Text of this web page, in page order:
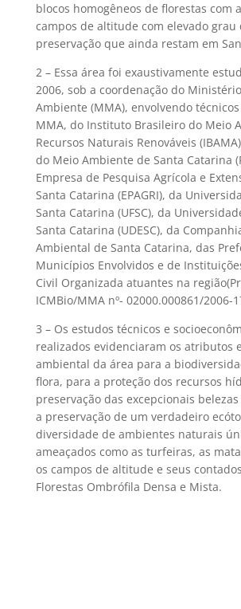
blocos homogêneos de florestas com
campos de altitude com elevado grau
preservação que ainda restam em
2 – Essa área foi exaustivamente
2006, sob a coordenação do
Ambiente (MMA), envolvendo
MMA, do Instituto Brasileiro do Meio
Recursos Naturais Renováveis
do Meio Ambiente de Santa Catarina
Empresa de Pesquisa Agrícola e
Santa Catarina (EPAGRI), da
Santa Catarina (UFSC), da
Santa Catarina (UDESC), da
Ambiental de Santa Catarina, das
Municípios Envolvidos e de
Civil Organizada atuantes na
ICMBio/MMA nº- 02000.000861/2006-
3 – Os estudos técnicos e
realizados evidenciaram os atributos
ambiental da área para a
flora, para a proteção dos recursos
preservação das excepcionais
a preservação de um verdadeiro
diversidade de ambientes naturais
ameaçados como as turfeiras, as
os campos de altitude e seus
Florestas Ombrófila Densa e Mista.